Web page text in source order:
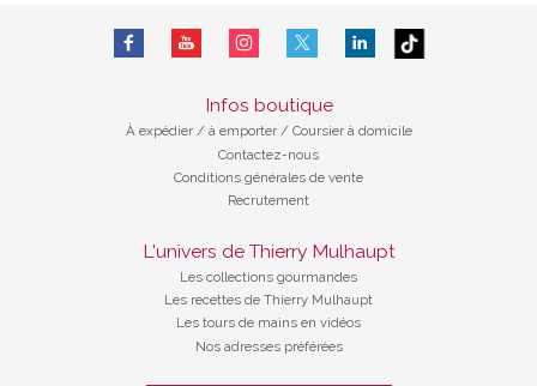
Infos boutique
À expédier / à emporter / Coursier à domicile
Contactez-nous
Conditions générales de vente
Recrutement
L'univers de Thierry Mulhaupt
Les collections gourmandes
Les recettes de Thierry Mulhaupt
Les tours de mains en vidéos
Nos adresses préférées